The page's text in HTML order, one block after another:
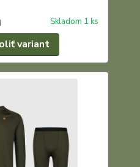
Skladom 1 ks
variant